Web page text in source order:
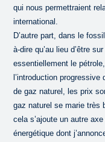
qui nous permettraient
international.
D’autre part, dans le
à-dire qu’au lieu d’être
essentiellement le
l’introduction progressive
de gaz naturel, les prix
gaz naturel se marie très
cela s’ajoute un autre
énergétique dont